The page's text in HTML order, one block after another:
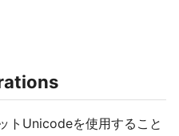
トUnicodeを使用すること